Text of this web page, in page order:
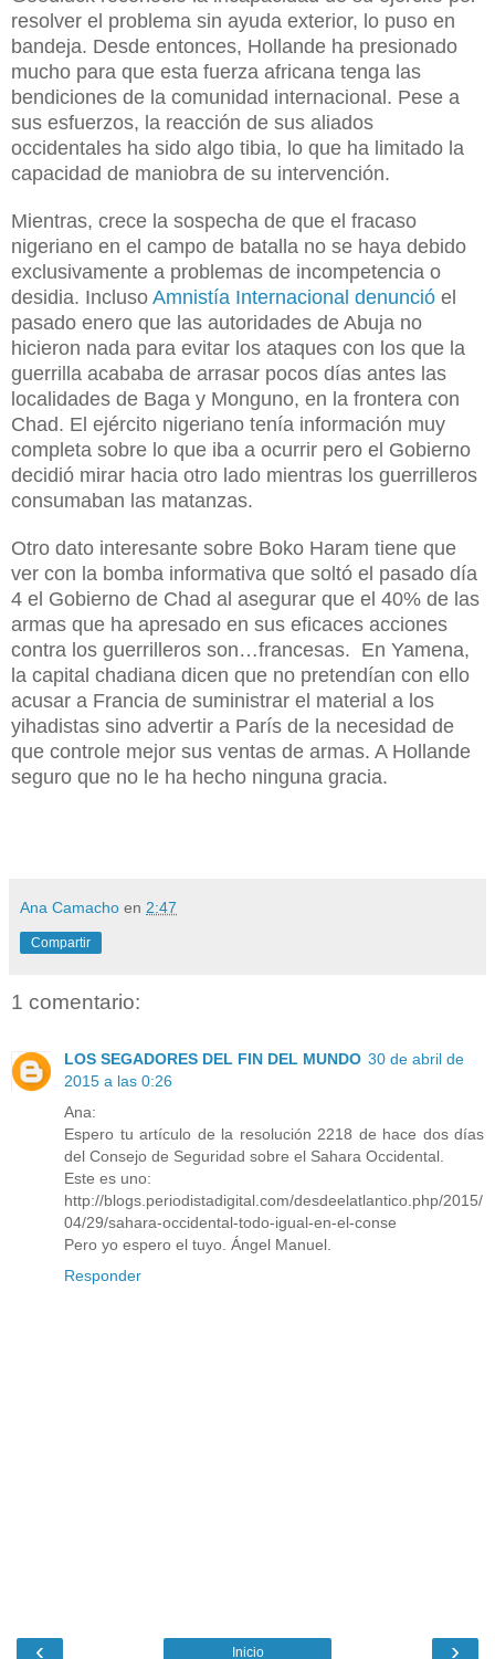
resolver el problema sin ayuda exterior, lo puso en
bandeja. Desde entonces, Hollande ha presionado
mucho para que esta fuerza africana tenga las
bendiciones de la comunidad internacional. Pese a
sus esfuerzos, la reacción de sus aliados
occidentales ha sido algo tibia, lo que ha limitado la
capacidad de maniobra de su intervención.
Mientras, crece la sospecha de que el fracaso
nigeriano en el campo de batalla no se haya debido
exclusivamente a problemas de incompetencia o
desidia. Incluso Amnistía Internacional denunció el
pasado enero que las autoridades de Abuja no
hicieron nada para evitar los ataques con los que la
guerrilla acababa de arrasar pocos días antes las
localidades de Baga y Monguno, en la frontera con
Chad. El ejército nigeriano tenía información muy
completa sobre lo que iba a ocurrir pero el Gobierno
decidió mirar hacia otro lado mientras los guerrilleros
consumaban las matanzas.
Otro dato interesante sobre Boko Haram tiene que
ver con la bomba informativa que soltó el pasado día
4 el Gobierno de Chad al asegurar que el 40% de las
armas que ha apresado en sus eficaces acciones
contra los guerrilleros son…francesas. En Yamena,
la capital chadiana dicen que no pretendían con ello
acusar a Francia de suministrar el material a los
yihadistas sino advertir a París de la necesidad de
que controle mejor sus ventas de armas. A Hollande
seguro que no le ha hecho ninguna gracia.
Ana Camacho en 2:47
Compartir
1 comentario:
LOS SEGADORES DEL FIN DEL MUNDO 30 de abril de
2015 a las 0:26
Ana:
Espero tu artículo de la resolución 2218 de hace dos días
del Consejo de Seguridad sobre el Sahara Occidental.
Este es uno:
http://blogs.periodistadigital.com/desdeelatlantico.php/2015/
04/29/sahara-occidental-todo-igual-en-el-conse
Pero yo espero el tuyo. Ángel Manuel.
Responder
‹ ›
Inicio